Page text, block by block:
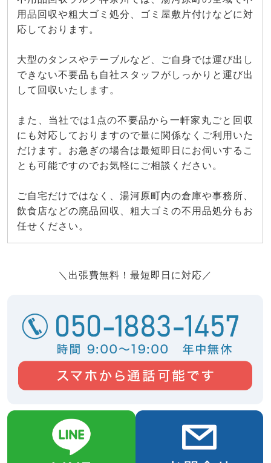
用品回収や粗大ゴミ処分、ゴミ屋敷片付けなどに対
応しております。
大型のタンスやテーブルなど、ご自身では運び出し
できない不要品も自社スタッフがしっかりと運び出
して回収いたします。
また、当社では1点の不要品から一軒家丸ごと回収
にも対応しておりますので量に関係なくご利用いた
だけます。お急ぎの場合は最短即日にお伺いするこ
とも可能ですのでお気軽にご相談ください。
ご自宅だけではなく、湯河原町内の倉庫や事務所、
飲食店などの廃品回収、粗大ゴミの不用品処分もお
任せください。
＼出張費無料！最短即日に対応／